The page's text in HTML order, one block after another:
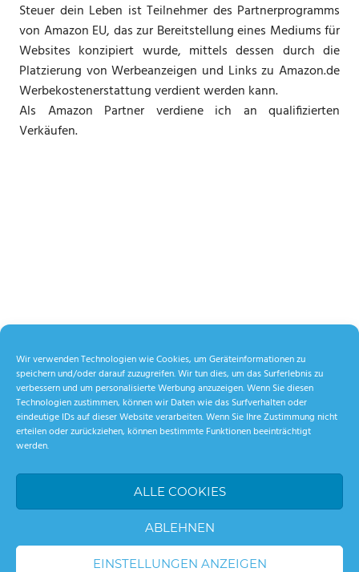
Wir verwenden Technologien wie Cookies, um Geräteinformationen zu
speichern und/oder darauf zuzugreifen. Wir tun dies, um das Surferlebnis zu
verbessern und um personalisierte Werbung anzuzeigen. Wenn Sie diesen
Technologien zustimmen, können wir Daten wie das Surfverhalten oder
eindeutige IDs auf dieser Website verarbeiten. Wenn Sie Ihre Zustimmung nicht
erteilen oder zurückziehen, können bestimmte Funktionen beeinträchtigt
werden.
ALLE COOKIES
ABLEHNEN
EINSTELLUNGEN ANZEIGEN
Steuer dein Leben ist Teilnehmer des Partnerprogramms
von Amazon EU, das zur Bereitstellung eines Mediums für
Websites konzipiert wurde, mittels dessen durch die
Platzierung von Werbeanzeigen und Links zu Amazon.de
Werbekostenerstattung verdient werden kann.
Als Amazon Partner verdiene ich an qualifizierten
Verkäufen.